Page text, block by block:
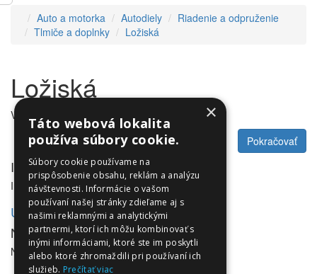
Auto a motorka Autodiely
Riadenie a odpruženie
Tlmiče a doplnky
Ložiská
Ložiská
V tejto kategórii nie sú žiadne produkty.
Pokračovať
Informácie
Informácie
Utleurope.com
NewsLetter
NewsLetter
×
Táto webová lokalita
používa súbory cookie.
Súbory cookie používame na
prispôsobenie obsahu, reklám a analýzu
návštevnosti. Informácie o vašom
používaní našej stránky zdieľame aj s
našimi reklamnými a analytickými
partnermi, ktorí ich môžu kombinovať s
inými informáciami, ktoré ste im poskytli
alebo ktoré zhromaždili pri používaní ich
služieb. Prečítať viac